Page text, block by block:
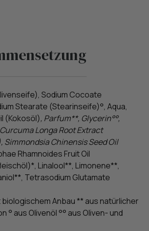
Sodium Cocoate
Stearate (Stearinseife)°, Aqua,
(Kokosöl), Parfum**, Glycerin°°,
Longa Root Extract
Simmondsia Chinensis Seed Oil
Rhamnoides Fruit Oil
Linalool**, Limonene**,
Tetrasodium Glutamate
Anbau ** aus natürlicher
° aus Olivenöl °° aus Oliven- und